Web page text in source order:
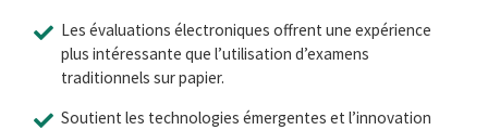
Les évaluations électroniques offrent une expérience
plus intéressante que l’utilisation d’examens
traditionnels sur papier.
Soutient les technologies émergentes et l’innovation